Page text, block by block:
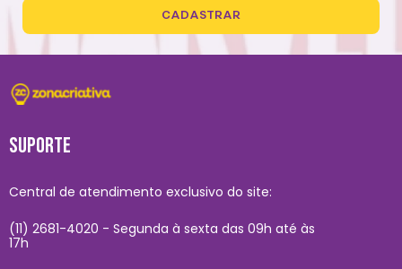
CADASTRAR
SUPORTE
Central de atendimento exclusivo do site:
(11) 2681-4020 - Segunda à sexta das 09h até às
17h